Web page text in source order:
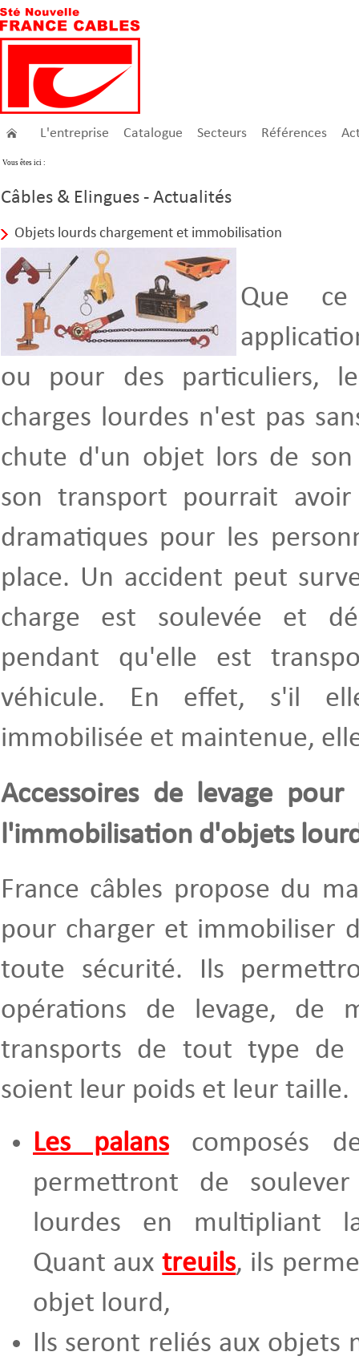
L'entreprise Catalogue Secteurs Références
Vous êtes ici :
Câbles & Elingues - Actualités
Objets lourds chargement et immobilisation
Que
ou pour des particuliers,
charges lourdes n'est pas
chute d'un objet lors de
son transport pourrait avoir
dramatiques pour les
place. Un accident peut
charge est soulevée et
pendant qu'elle est
véhicule. En effet, s'il
immobilisée et maintenue,
Accessoires de levage
l'immobilisation d'objets
France câbles propose du
pour charger et immobiliser
toute sécurité. Ils
opérations de levage, de
transports de tout type de
soient leur poids et leur taille.
Les palanscomposés
permettront de
lourdes en multipliant
Quant auxtreuils, ils
objet lourd,
Ils seront reliés aux objets